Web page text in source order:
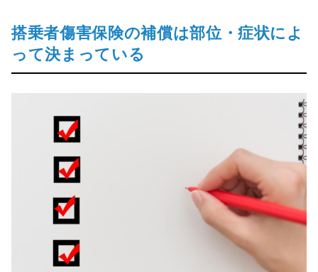
搭乗者傷害保険の補償は部位・症状によ
って決まっている